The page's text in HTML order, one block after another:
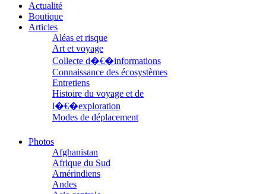
Lautier-Gaud Jean
Le Maître Anne
Leblanc Léopoldine
Leblay Julien
Lebrun Alain
Lefèvre David
Lelièvre Olivier
Lemire Olivier
Lemonnier Philippe
Lobo Éric
Lodoidamba Chadraabalyn
Lutz Philippe
Luzzatto-Béjanin Béatrice
Manoukian Patrick
Marcel Patrick
Marthaler Claude
Actualité
Boutique
Articles
Aléas et risque
Art et voyage
Collecte d�€�informations
Connaissance des écosystèmes
Entretiens
Histoire du voyage et de
l�€�exploration
Modes de déplacement
Parcours choisis
Patrimoine
Petite ethnographie
Portraits
Questions de survie
Réflexions
Photos
Afghanistan
Afrique du Sud
Amérindiens
Andes